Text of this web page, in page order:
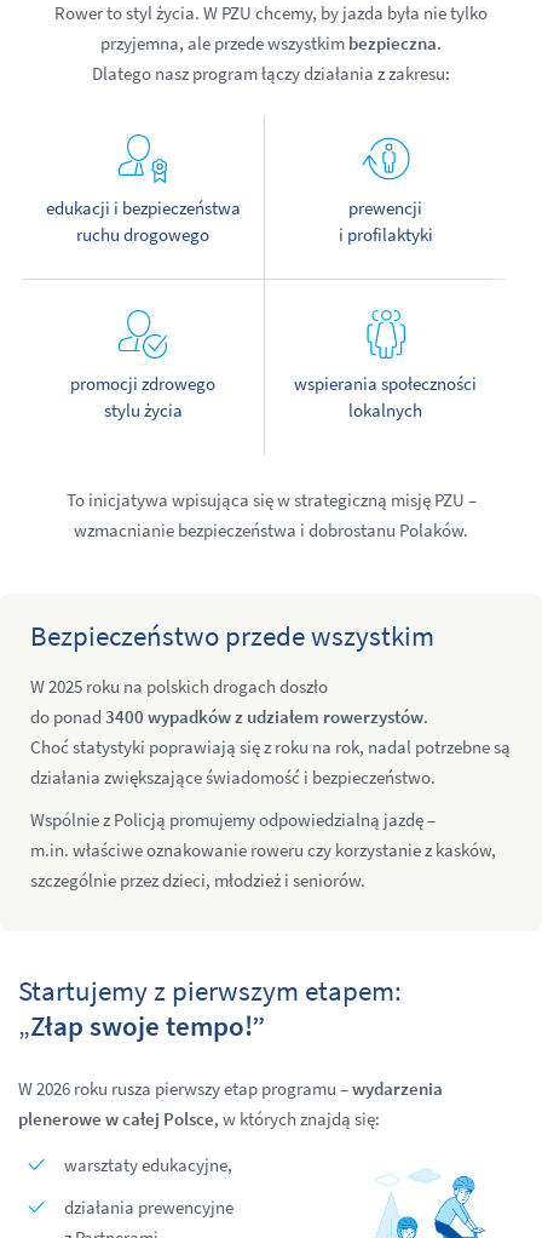
Rower to styl życia. W PZU chcemy, by jazda była nie tylko
przyjemna, ale przede wszystkim bezpieczna.
Dlatego nasz program łączy działania z zakresu:
edukacji i bezpieczeństwa
ruchu drogowego
prewencji
i profilaktyki
promocji zdrowego
stylu życia
wspierania społeczności
lokalnych
To inicjatywa wpisująca się w strategiczną misję PZU –
wzmacnianie bezpieczeństwa i dobrostanu Polaków.
Bezpieczeństwo przede wszystkim
W 2025 roku na polskich drogach doszło
do ponad 3400 wypadków z udziałem rowerzystów.
Choć statystyki poprawiają się z roku na rok, nadal potrzebne są
działania zwiększające świadomość i bezpieczeństwo.
Wspólnie z Policją promujemy odpowiedzialną jazdę –
m.in. właściwe oznakowanie roweru czy korzystanie z kasków,
szczególnie przez dzieci, młodzież i seniorów.
Startujemy z pierwszym etapem:
„Złap swoje tempo!”
W 2026 roku rusza pierwszy etap programu –wydarzenia
plenerowe w całej Polsce, w których znajdą się:
warsztaty edukacyjne,
działania prewencyjne